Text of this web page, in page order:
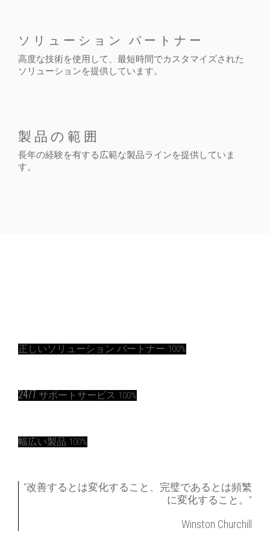
ソリューション パートナー
高度な技術を使用して、最短時間でカスタマイズされた
ソリューションを提供しています。
製品の範囲
長年の経験を有する広範な製品ラインを提供していま
す。
正しいソリューション パートナー100%
24/7 サポートサービス100%
幅広い製品100%
“改善するとは変化すること、完璧であるとは頻繁
に変化すること。”
Winston Churchill